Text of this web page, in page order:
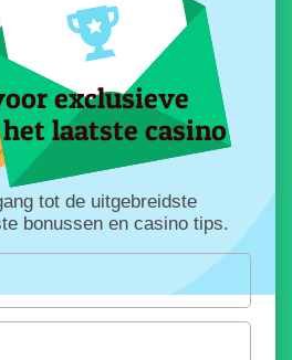
exclusieve
laatste casino
tot de uitgebreidste
bonussen en casino tips.